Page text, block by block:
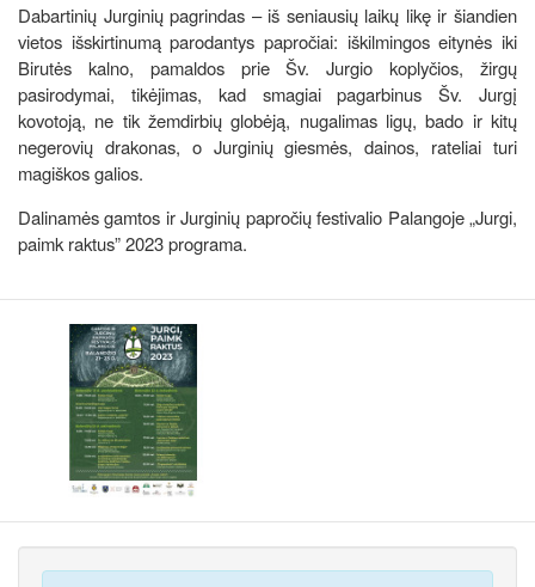
Dabartinių Jurginių pagrindas – iš seniausių laikų likę ir šiandien
vietos išskirtinumą parodantys papročiai: iškilmingos eitynės iki
Birutės kalno, pamaldos prie Šv. Jurgio koplyčios, žirgų
pasirodymai, tikėjimas, kad smagiai pagarbinus Šv. Jurgį
kovotoją, ne tik žemdirbių globėją, nugalimas ligų, bado ir kitų
negerovių drakonas, o Jurginių giesmės, dainos, rateliai turi
magiškos galios.
Dalinamės gamtos ir Jurginių papročių festivalio Palangoje „Jurgi,
paimk raktus” 2023 programa.